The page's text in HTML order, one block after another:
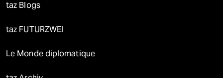
taz Blogs
taz FUTURZWEI
Le Monde diplomatique